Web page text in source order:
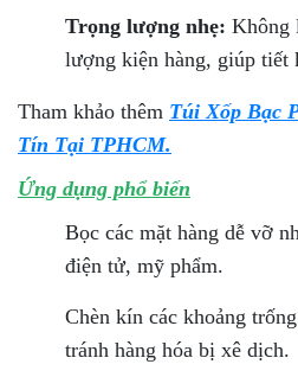
Trọng lượng nhẹ: Không
lượng kiện hàng, giúp tiết
Tham khảo thêm Túi Xốp Bạc
Tín Tại TPHCM.
Ứng dụng phổ biến
Bọc các mặt hàng dễ vỡ
điện tử, mỹ phẩm.
Chèn kín các khoảng
tránh hàng hóa bị xê dịch.